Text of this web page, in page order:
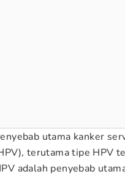
utama kanker
terutama tipe HPV
adalah penyebab